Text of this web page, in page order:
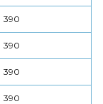
390
390
390
390